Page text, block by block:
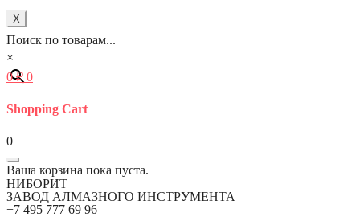
X
Поиск по товарам...
×
0₽ 0
Shopping Cart
0
Ваша корзина пока пуста.
НИБОРИТ
ЗАВОД АЛМАЗНОГО ИНСТРУМЕНТА
+7 495 777 69 96